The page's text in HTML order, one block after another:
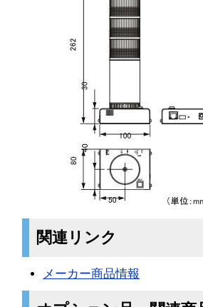
関連リンク
メーカー商品情報